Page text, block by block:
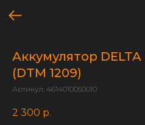
Аккумулятор DELTA
(DTM 1209)
Артикул: 4614010050010
2 300 р.